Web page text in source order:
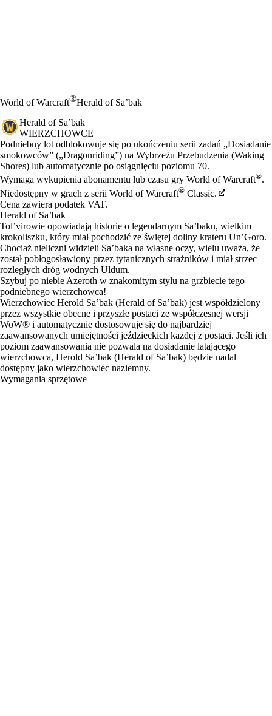
World of Warcraft®Herald of Sa’bak
Herald of Sa’bak
WIERZCHOWCE
Cena
Available actions
Podniebny lot odblokowuje się po ukończeniu serii zadań „Dosiadanie
smokowców” („Dragonriding”) na Wybrzeżu Przebudzenia (Waking
Shores) lub automatycznie po osiągnięciu poziomu 70.
Wymaga wykupienia abonamentu lub czasu gry World of Warcraft®.
Niedostępny w grach z serii World of Warcraft® Classic.
Cena zawiera podatek VAT.
Herald of Sa’bak
Tol’virowie opowiadają historie o legendarnym Sa’baku, wielkim
krokoliszku, który miał pochodzić ze świętej doliny krateru Un’Goro.
Chociaż nieliczni widzieli Sa’baka na własne oczy, wielu uważa, że
został pobłogosławiony przez tytanicznych strażników i miał strzec
rozległych dróg wodnych Uldum.
Szybuj po niebie Azeroth w znakomitym stylu na grzbiecie tego
podniebnego wierzchowca!
Wierzchowiec Herold Sa’bak (Herald of Sa’bak) jest współdzielony
przez wszystkie obecne i przyszłe postaci ze współczesnej wersji
WoW® i automatycznie dostosowuje się do najbardziej
zaawansowanych umiejętności jeździeckich każdej z postaci. Jeśli ich
poziom zaawansowania nie pozwala na dosiadanie latającego
wierzchowca, Herold Sa’bak (Herald of Sa’bak) będzie nadal
dostępny jako wierzchowiec naziemny.
Wymagania sprzętowe